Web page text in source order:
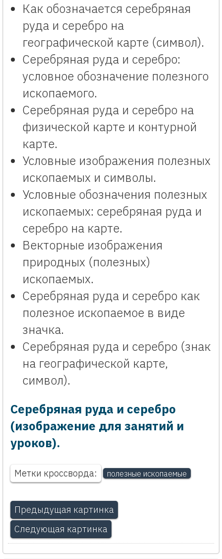
Как обозначается серебряная
руда и серебро на
географической карте (символ).
Серебряная руда и серебро:
условное обозначение полезного
ископаемого.
Серебряная руда и серебро на
физической карте и контурной
карте.
Условные изображения полезных
ископаемых и символы.
Условные обозначения полезных
ископаемых: серебряная руда и
серебро на карте.
Векторные изображения
природных (полезных)
ископаемых.
Серебряная руда и серебро как
полезное ископаемое в виде
значка.
Серебряная руда и серебро (знак
на географической карте,
символ).
Серебряная руда и серебро
(изображение для занятий и
уроков).
Метки кроссворда: полезные ископаемые
Предыдущая картинка
Следующая картинка